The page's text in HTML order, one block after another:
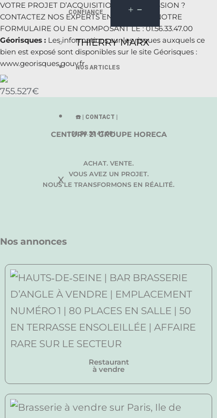
CONFIANCE
THIERRY MARX
NOS ARTICLES
☎️ | CONTACT |
| 01.56.33 47.00 |
X
VOTRE PROJET D’ACQUISITION OU DE CESSION ?
CONTACTEZ NOS EXPERTS EN UTILISANT NOTRE
FORMULAIRE OU EN COMPOSANT LE : 01.56.33.47.00
Géorisques : Les informations sur les risques auxquels ce
bien est exposé sont disponibles sur le site Géorisques :
www.georisques.gouv.fr
755.527€
CENTURY 21 GROUPE HORECA
ACHAT. VENTE.
VOUS AVEZ UN PROJET.
NOUS LE TRANSFORMONS EN RÉALITÉ.
Nos annonces
Restaurant
à vendre